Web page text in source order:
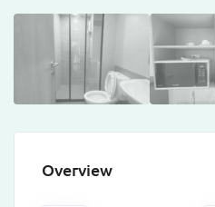
Overview